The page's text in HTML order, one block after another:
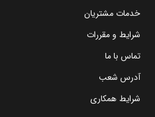
خدمات مشتریان
شرایط و مقررات
تماس با ما
آدرس شعب
شرایط همکاری